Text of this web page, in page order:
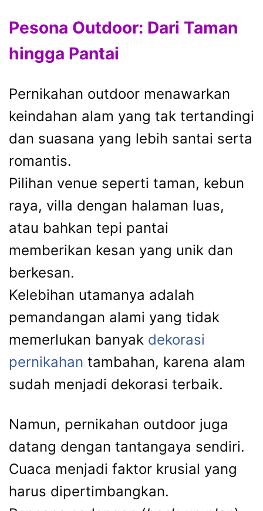
Pesona Outdoor: Dari Taman
hingga Pantai
Pernikahan outdoor menawarkan
keindahan alam yang tak tertandingi
dan suasana yang lebih santai serta
romantis.
Pilihan venue seperti taman, kebun
raya, villa dengan halaman luas,
atau bahkan tepi pantai
memberikan kesan yang unik dan
berkesan.
Kelebihan utamanya adalah
pemandangan alami yang tidak
memerlukan banyak dekorasi
pernikahan tambahan, karena alam
sudah menjadi dekorasi terbaik.
Namun, pernikahan outdoor juga
datang dengan tantangaya sendiri.
Cuaca menjadi faktor krusial yang
harus dipertimbangkan.